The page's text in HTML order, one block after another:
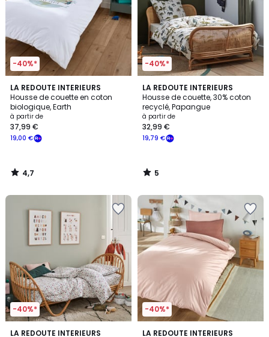
-40%*
LA REDOUTE INTERIEURS
Housse de couette en coton
biologique, Earth
à partir de
19,00 €
37,99 €
4,7
/ 5
4,7
/
-40%*
LA REDOUTE INTERIEURS
Housse de couette, 30% coton
recyclé, Papangue
à partir de
19,79 €
32,99 €
5
/
5
5
/
-40%*
LA REDOUTE INTERIEURS
4,4
-40%*
LA REDOUTE INTERIEURS
4,6
12